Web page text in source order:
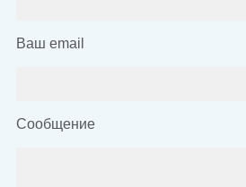
Ваш email
Сообщение